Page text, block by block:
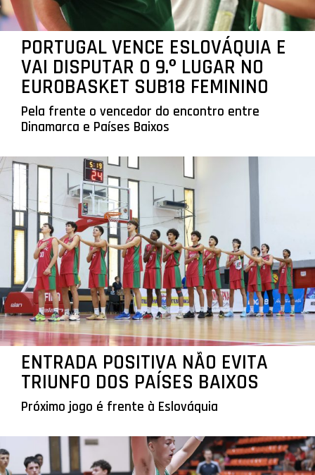
PORTUGAL VENCE ESLOVÁQUIA E
VAI DISPUTAR O 9.º LUGAR NO
EUROBASKET SUB18 FEMININO
Pela frente o vencedor do encontro entre
Dinamarca e Países Baixos
ENTRADA POSITIVA NÃO EVITA
TRIUNFO DOS PAÍSES BAIXOS
Próximo jogo é frente à Eslováquia